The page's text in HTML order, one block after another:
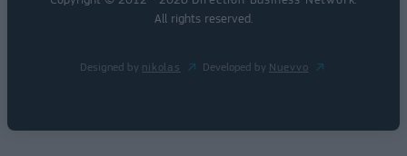
All rights reserved.
Designed by nikolas Developed by Nuevvo